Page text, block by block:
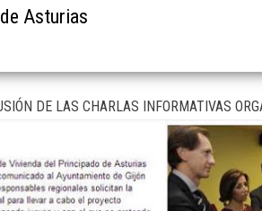
Asturias
DE LAS CHARLAS INFORMATIVAS